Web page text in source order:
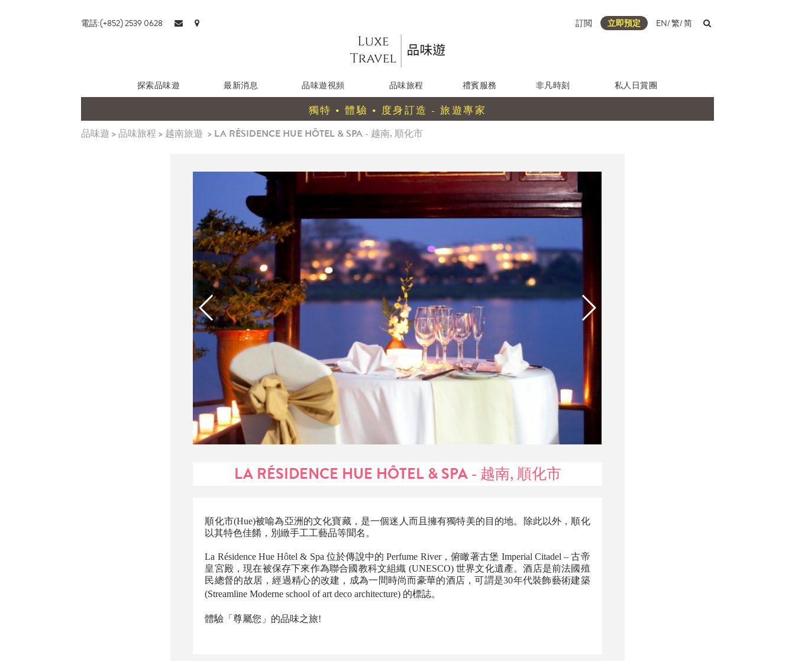
電話:(+852) 2539 0628 訂閲 立即預定 EN/繁/简
探索品味遊 最新消息 品味遊視頻 品味旅程 禮賓服務 非凡時刻 私人日賞團
獨特 • 體驗 • 度身訂造 - 旅遊專家
品味遊 > 品味旅程 > 越南旅遊 > LA RÉSIDENCE HUE HÔTEL & SPA - 越南, 順化市
LA RÉSIDENCE HUE HÔTEL & SPA - 越南, 順化市
順化市(Hue)被喻為亞洲的文化寶藏，是一個迷人而且擁有獨特美的目的地。除此以外，順化
以其特色佳餚，別緻手工工藝品等聞名。
La Résidence Hue Hôtel & Spa 位於傳說中的 Perfume River，俯瞰著古堡 Imperial Citadel – 古帝
皇宮殿，現在被保存下來作為聯合國教科文組織 (UNESCO) 世界文化遺產。酒店是前法國殖
民總督的故居，經過精心的改建，成為一間時尚而豪華的酒店，可謂是30年代裝飾藝術建築
(Streamline Moderneschool of art deco architecture) 的標誌。
體驗「尊屬您」的品味之旅!